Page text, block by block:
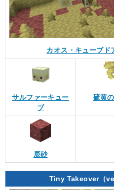
カオス・キューブド
サルファーキュー
ブ
硫黄
辰砂
Tiny Takeover（